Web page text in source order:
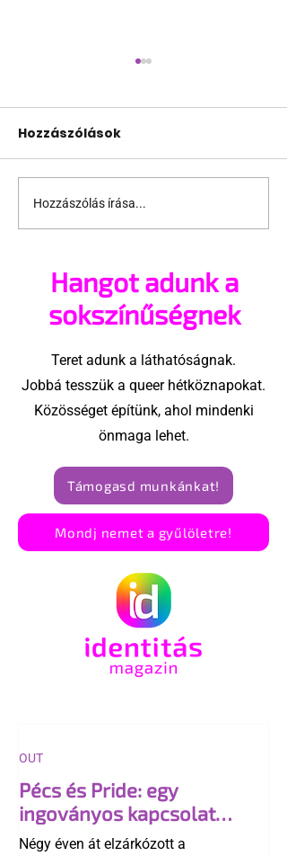
Támogathatsz és
ajánlhatsz: Te is részt
megvalósításában
Hozzászólások
Hozzászólás írása...
Hangot adunk a
sokszínűségnek
Teret adunk a láthatóságnak.
Jobbá tesszük a queer hétköznapokat.
Közösséget építünk, ahol mindenki
önmaga lehet.
Támogasd munkánkat!
Mondj nemet a gyűlöletre!
Pécs és Pride: egy
ingoványos kapcsolat
története
Négy éven át elzárkózott a
OUT